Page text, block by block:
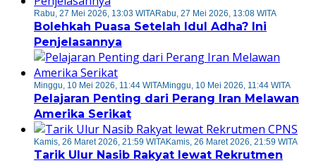
Rabu, 27 Mei 2026, 13:03 WITARabu, 27 Mei 2026, 13:08 WITA
Bolehkah Puasa Setelah Idul Adha? Ini
Penjelasannya
Minggu, 10 Mei 2026, 11:44 WITAMinggu, 10 Mei 2026, 11:44 WITA
Pelajaran Penting dari Perang Iran Melawan
Amerika Serikat
Kamis, 26 Maret 2026, 21:59 WITAKamis, 26 Maret 2026, 21:59 WITA
Tarik Ulur Nasib Rakyat lewat Rekrutmen